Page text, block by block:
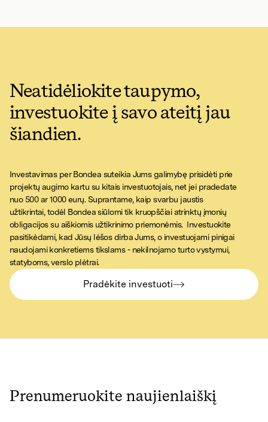
Neatidėliokite taupymo,
investuokite į savo ateitį jau
šiandien.
Investavimas per Bondea suteikia Jums galimybę prisidėti prie
projektų augimo kartu su kitais investuotojais, net jei pradedate
nuo 500 ar 1000 eurų. Suprantame, kaip svarbu jaustis
užtikrintai, todėl Bondea siūlomi tik kruopščiai atrinktų įmonių
obligacijos su aiškiomis užtikrinimo priemonėmis. Investuokite
pasitikėdami, kad Jūsų lėšos dirba Jums, o investuojami pinigai
naudojami konkretiems tikslams - nekilnojamo turto vystymui,
statyboms, verslo plėtrai.
Pradėkite investuoti
Prenumeruokite naujienlaiškį